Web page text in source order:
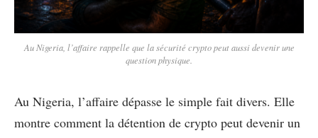
Au Nigeria, l’affaire rappelle que la sécurité crypto peut aussi devenir une
question physique.
Au Nigeria, l’affaire dépasse le simple fait divers. Elle
montre comment la détention de crypto peut devenir un